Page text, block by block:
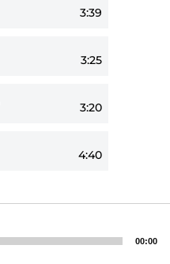
00:00
3:39
3:25
3:20
4:40